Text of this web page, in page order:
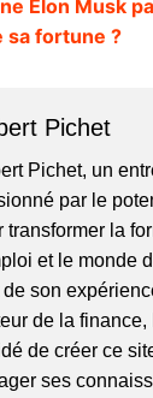
Elon Musk
sa fortune ?
Pichet
Pichet, un
par le
transformer la
et le monde
de son
de la finance,
de créer ce
ses